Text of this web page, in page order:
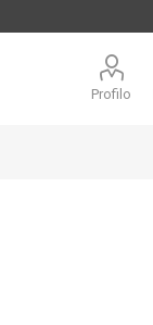
Profilo